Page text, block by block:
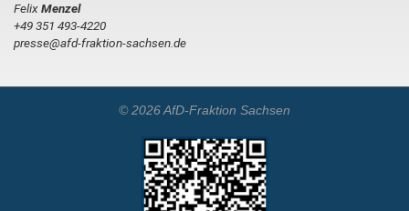
FelixMenzel
+49 351 493-4220
presse@afd-fraktion-sachsen.de
© 2026 AfD-Fraktion Sachsen